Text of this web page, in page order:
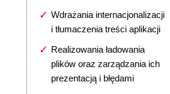
Wdrażania internacjonalizacji
i tłumaczenia treści aplikacji
Realizowania ładowania
plików oraz zarządzania ich
prezentacją i błędami